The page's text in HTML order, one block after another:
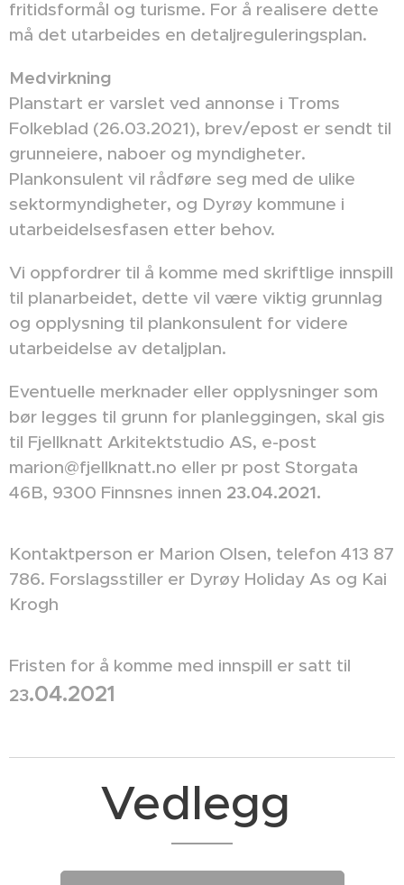
fritidsformål og turisme. For å realisere dette
må det utarbeides en detaljreguleringsplan.
Medvirkning
Planstart er varslet ved annonse i Troms
Folkeblad (26.03.2021), brev/epost er sendt til
grunneiere, naboer og myndigheter.
Plankonsulent vil rådføre seg med de ulike
sektormyndigheter, og Dyrøy kommune i
utarbeidelsesfasen etter behov.
Vi oppfordrer til å komme med skriftlige innspill
til planarbeidet, dette vil være viktig grunnlag
og opplysning til plankonsulent for videre
utarbeidelse av detaljplan.
Eventuelle merknader eller opplysninger som
bør legges til grunn for planleggingen, skal gis
til Fjellknatt Arkitektstudio AS, e-post
marion@fjellknatt.no eller pr post Storgata
46B, 9300 Finnsnes innen 23.04.2021.
Kontaktperson er Marion Olsen, telefon 413 87
786. Forslagsstiller er Dyrøy Holiday As og Kai
Krogh
Fristen for å komme med innspill er satt til
23.04.2021
Vedlegg